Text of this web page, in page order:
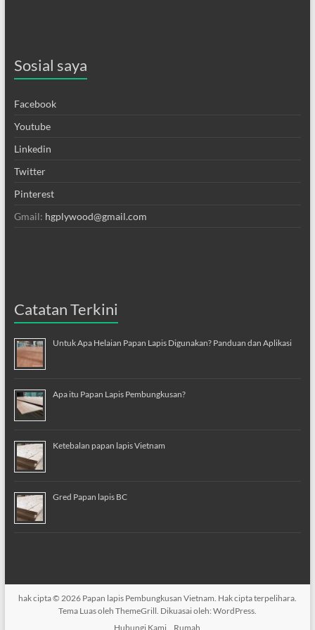
Sosial saya
Facebook
Youtube
Linkedin
Twitter
Pinterest
Gmail: hgplywood@gmail.com
Catatan Terkini
Untuk Apa Helaian Papan Lapis Digunakan? Panduan dan Aplikasi
Apa itu Papan Lapis Pembungkusan?
Ketebalan papan lapis Vietnam
Gred Papan lapis BC
hak cipta © 2026 Papan lapis Pembungkusan Vietnam . Hak cipta terpelihara.
Tema Luasoleh ThemeGrill. Dikuasai oleh: WordPress.
Hubungi Kami
Rumah